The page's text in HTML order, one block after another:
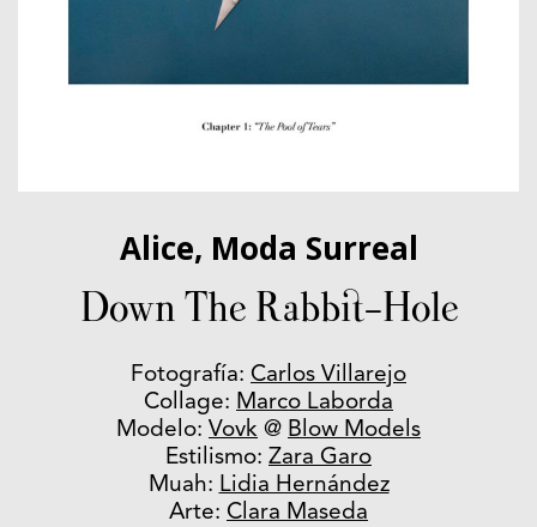
Alice, Moda Surreal
Down The Rabbit-Hole
Fotografía: Carlos Villarejo
Collage: Marco Laborda
Modelo: Vovk @ Blow Models
Estilismo: Zara Garo
Muah: Lidia Hernández
Arte: Clara Maseda